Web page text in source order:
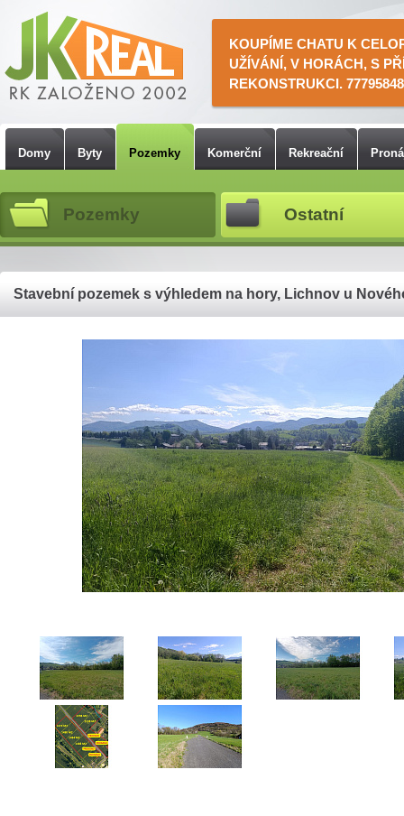
KOUPÍME CHATU K
UŽÍVÁNÍ, V HORÁCH, S
REKONSTRUKCI.
Domy Byty Pozemky Komerční Rekreační
Pozemky Ostatní
Stavební pozemek s výhledem na hory, Lichnov u